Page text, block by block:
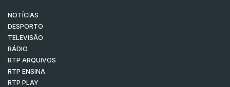
NOTÍCIAS
DESPORTO
TELEVISÃO
RÁDIO
RTP ARQUIVOS
RTP ENSINA
RTP PLAY